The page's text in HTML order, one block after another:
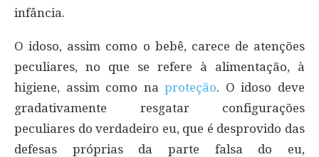
infância.
O idoso, assim como o bebê, carece de atenções
peculiares, no que se refere à alimentação, à
higiene, assim como naproteção. O idoso deve
gradativamente resgatar configurações
peculiares do verdadeiro eu, que é desprovido das
defesas próprias da parte falsa do eu,